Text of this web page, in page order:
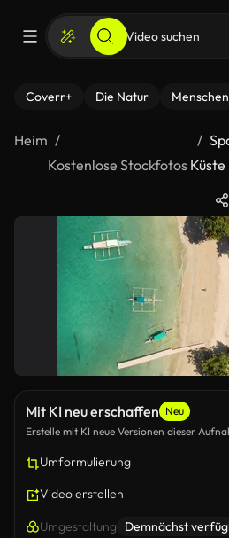
Coverr+ Die Natur Menschen
Heim
Kostenlose Stockfotos Küste
Mit KI neu erschaffen Neu
Erstelle mit KI neue Versionen dieser
Umformulierung
Video erstellen
Umgestaltung Demnächst